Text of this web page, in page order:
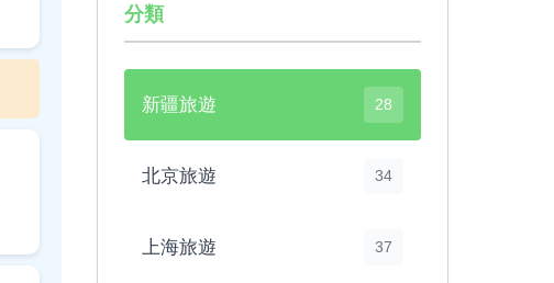
分類
新疆旅遊 28
北京旅遊 34
上海旅遊 37